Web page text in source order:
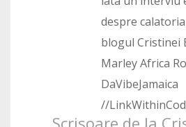
despre
blogul Cristinei
Marley Africa
DaVibeJamaica
//